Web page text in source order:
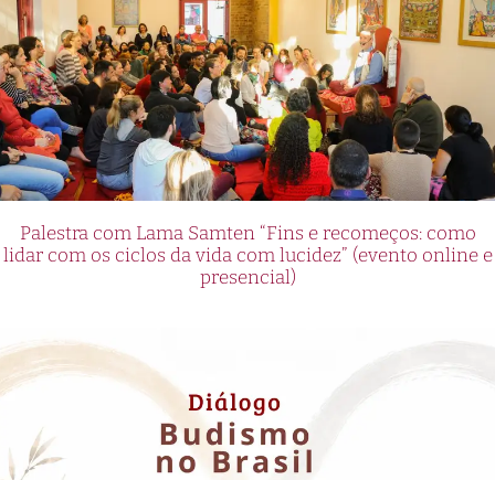
Palestra com Lama Samten “Fins e recomeços: como
lidar com os ciclos da vida com lucidez” (evento online e
presencial)